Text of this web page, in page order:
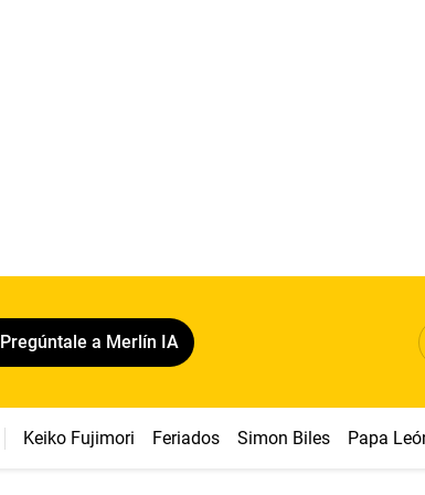
Pregúntale a Merlín IA
Keiko Fujimori Feriados Simon Biles Papa